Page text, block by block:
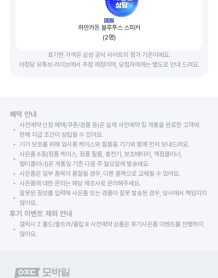
하만카돈 블루투스 스피커
(2명)
표기한 가격은 삼성 공식 사이트의 정가 기준이에요.
아정당 유튜브 라이브에서 추첨 예정이며, 당첨자에게는 별도로 안내 드려요.
혜택 안내
사전예약 신청 혜택(쿠폰/경품 등)은 실제 사전예약 및 개통을 완료한 고객에
한해 지급 조건이 성립될 수 있어요.
기기 보호를 위해 임시용 케이스와 필름을 기기와 함께 먼저 보내드려요.
사은품 6종(정품 케이스, 정품 필름, 충전기, 보조배터리, 액정클리너,
멀티클리너)은 개통일 기준 다음 주 월요일에 발송돼요.
사은품은 일부 품목이 품절될 경우, 다른 품목으로 교체될 수 있어요.
사은품에 대한 문의는 해당 제조사로 문의해주세요.
잘못된 정보를 입력해 사은품 또는 경품이 잘못 발송된 경우, 당사에서 책임지지
않아요.
후기 이벤트 제외 안내
갤럭시 Z 폴드/울트라/플립 8 사전예약 상품은 후기사은품 이벤트를 진행하지
않아요.